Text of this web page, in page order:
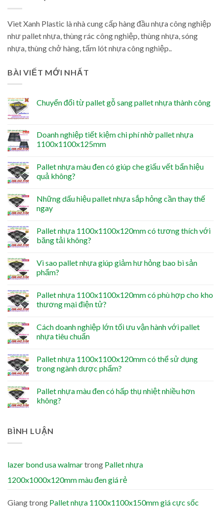
Viet Xanh Plastic là nhà cung cấp hàng đầu nhựa công nghiệp
như pallet nhựa, thùng rác công nghiệp, thùng nhựa, sóng
nhựa, thùng chở hàng, tấm lót nhựa công nghiệp..
BÀI VIẾT MỚI NHẤT
Chuyển đổi từ pallet gỗ sang pallet nhựa thành công
Doanh nghiệp tiết kiệm chi phí nhờ pallet nhựa
1100x1100x125mm
Pallet nhựa màu đen có giúp che giấu vết bẩn hiệu
quả không?
Những dấu hiệu pallet nhựa sắp hỏng cần thay thế
ngay
Pallet nhựa 1100x1100x120mm có tương thích với
băng tải không?
Vì sao pallet nhựa giúp giảm hư hỏng bao bì sản
phẩm?
Pallet nhựa 1100x1100x120mm có phù hợp cho kho
thương mại điện tử?
Cách doanh nghiệp lớn tối ưu vận hành với pallet
nhựa tiêu chuẩn
Pallet nhựa 1100x1100x120mm có thể sử dụng
trong ngành dược phẩm?
Pallet nhựa màu đen có hấp thụ nhiệt nhiều hơn
không?
BÌNH LUẬN
lazer bond usa walmartrong Pallet nhựa
1200x1000x120mm màu đen giá rẻ
Giangtrong Pallet nhựa 1100x1100x150mm giá cực sốc